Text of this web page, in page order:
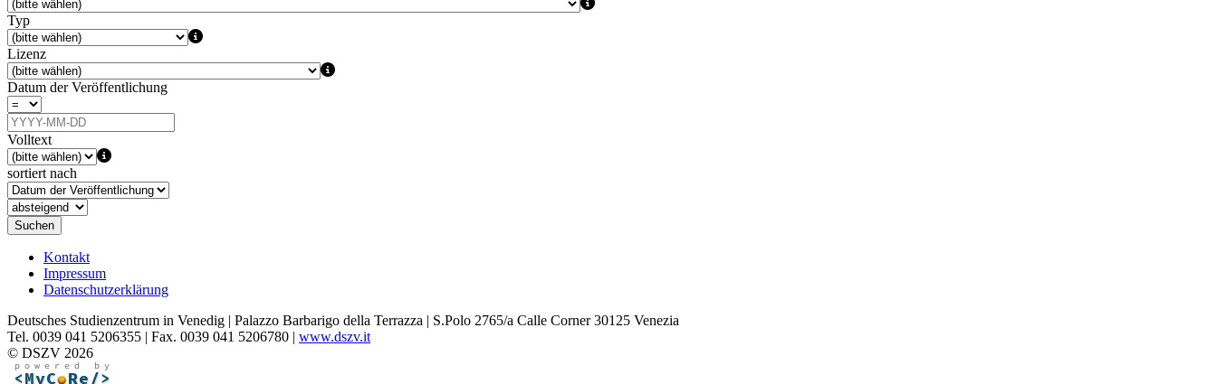
Typ
Lizenz
Datum der Veröffentlichung
Volltext
sortiert nach
Suchen
Kontakt
Impressum
Datenschutzerklärung
Deutsches Studienzentrum in Venedig | Palazzo Barbarigo della Terrazza | S.Polo 2765/a Calle Corner 30125 Venezia
Tel. 0039 041 5206355 | Fax. 0039 041 5206780 | www.dszv.it
© DSZV 2026